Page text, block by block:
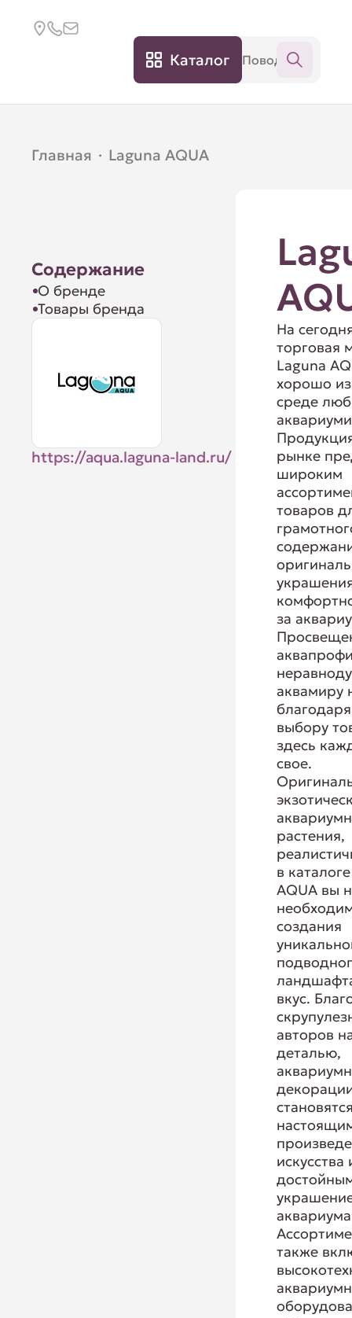
Каталог
Главная · Laguna AQUA
Содержание
О бренде
Товары бренда
https://aqua.laguna-land.ru/
На
торговая
Laguna
хорошо
среде
рынке
широким
товаров
за
аквамиру
выбору
здесь
свое.
растения,
в
AQUA вы
создания
вкус.
авторов
деталью,
искусства
также